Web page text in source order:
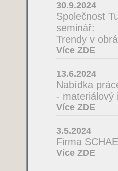
30.9.2024
Společnost
seminář:
Trendy v
Více ZDE
13.6.2024
Nabídka
- materiálový
Více ZDE
3.5.2024
Firma
Více ZDE